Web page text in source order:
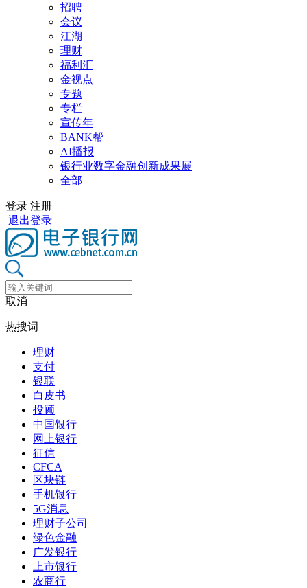
招聘
会议
江湖
理财
福利汇
金视点
专题
专栏
宣传年
BANK帮
AI播报
银行业数字金融创新成果展
全部
登录 注册
退出登录
取消
热搜词
理财
支付
银联
白皮书
投顾
中国银行
网上银行
征信
CFCA
区块链
手机银行
5G消息
理财子公司
绿色金融
广发银行
上市银行
农商行